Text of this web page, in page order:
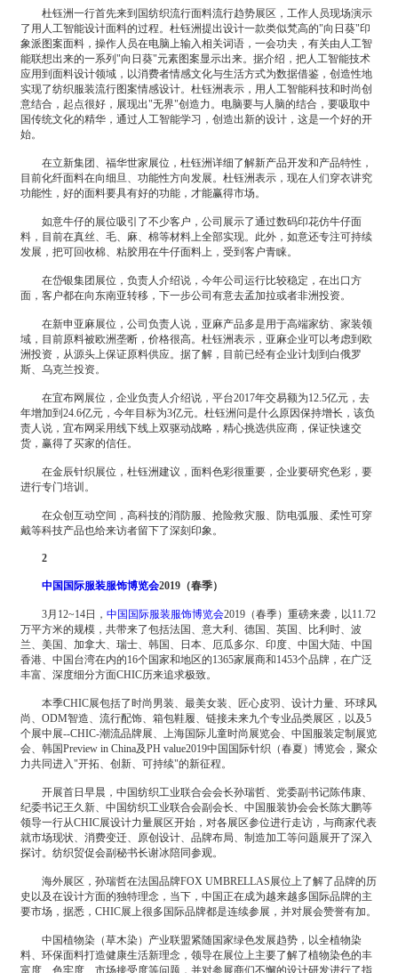
杜钰洲一行首先来到国纺织流行面料流行趋势展区，工作人员现场演示
了用人工智能设计面料的过程。杜钰洲提出设计一款类似梵高的"向日葵"印
象派图案面料，操作人员在电脑上输入相关词语，一会功夫，有关由人工智
能联想出来的一系列"向日葵"元素图案显示出来。据介绍，把人工智能技术
应用到面料设计领域，以消费者情感文化与生活方式为数据借鉴，创造性地
实现了纺织服装流行图案情感设计。杜钰洲表示，用人工智能科技和时尚创
意结合，起点很好，展现出"无界"创造力。电脑要与人脑的结合，要吸取中
国传统文化的精华，通过人工智能学习，创造出新的设计，这是一个好的开
始。
在立新集团、福华世家展位，杜钰洲详细了解新产品开发和产品特性，
目前化纤面料在向细旦、功能性方向发展。杜钰洲表示，现在人们穿衣讲究
功能性，好的面料要具有好的功能，才能赢得市场。
如意牛仔的展位吸引了不少客户，公司展示了通过数码印花仿牛仔面
料，目前在真丝、毛、麻、棉等材料上全部实现。此外，如意还专注可持续
发展，把可回收棉、粘胶用在牛仔面料上，受到客户青睐。
在岱银集团展位，负责人介绍说，今年公司运行比较稳定，在出口方
面，客户都在向东南亚转移，下一步公司有意去孟加拉或者非洲投资。
在新申亚麻展位，公司负责人说，亚麻产品多是用于高端家纺、家装领
域，目前原料被欧洲垄断，价格很高。杜钰洲表示，亚麻企业可以考虑到欧
洲投资，从源头上保证原料供应。据了解，目前已经有企业计划到白俄罗
斯、乌克兰投资。
在宜布网展位，企业负责人介绍说，平台2017年交易额为12.5亿元，去
年增加到24.6亿元，今年目标为3亿元。杜钰洲问是什么原因保持增长，该负
责人说，宜布网采用线下线上双驱动战略，精心挑选供应商，保证快速交
货，赢得了买家的信任。
在金辰针织展位，杜钰洲建议，面料色彩很重要，企业要研究色彩，要
进行专门培训。
在众创互动空间，高科技的消防服、抢险救灾服、防电弧服、柔性可穿
戴等科技产品也给来访者留下了深刻印象。
2
中国国际服装服饰博览会2019（春季）
3月12~14日， 中国国际服装服饰博览会2019（春季）重磅来袭，以11.72
万平方米的规模，共带来了包括法国、意大利、德国、英国、比利时、波
兰、美国、加拿大、瑞士、韩国、日本、厄瓜多尔、印度、中国大陆、中国
香港、中国台湾在内的16个国家和地区的1365家展商和1453个品牌，在广泛
丰富、深度细分方面CHIC历来追求极致。
本季CHIC展包括了时尚男装、最美女装、匠心皮羽、设计力量、环球风
尚、ODM智造、流行配饰、箱包鞋履、链接未来九个专业品类展区，以及5
个展中展--CHIC-潮流品牌展、上海国际儿童时尚展览会、中国服装定制展览
会、韩国Preview in China及PH value2019中国国际针织（春夏）博览会，聚众
力共同进入"开拓、创新、可持续"的新征程。
开展首日早晨，中国纺织工业联合会会长孙瑞哲、党委副书记陈伟康、
纪委书记王久新、中国纺织工业联合会副会长、中国服装协会会长陈大鹏等
领导一行从CHIC展设计力量展区开始，对各展区参位进行走访，与商家代表
就市场现状、消费变迁、原创设计、品牌布局、制造加工等问题展开了深入
探讨。纺织贸促会副秘书长谢冰陪同参观。
海外展区，孙瑞哲在法国品牌FOX UMBRELLAS展位上了解了品牌的历
史以及在设计方面的独特理念，当下，中国正在成为越来越多国际品牌的主
要市场，据悉，CHIC展上很多国际品牌都是连续参展，并对展会赞誉有加。
中国植物染（草木染）产业联盟紧随国家绿色发展趋势，以全植物染
料、环保面料打造健康生活新理念，领导在展位上主要了解了植物染色的丰